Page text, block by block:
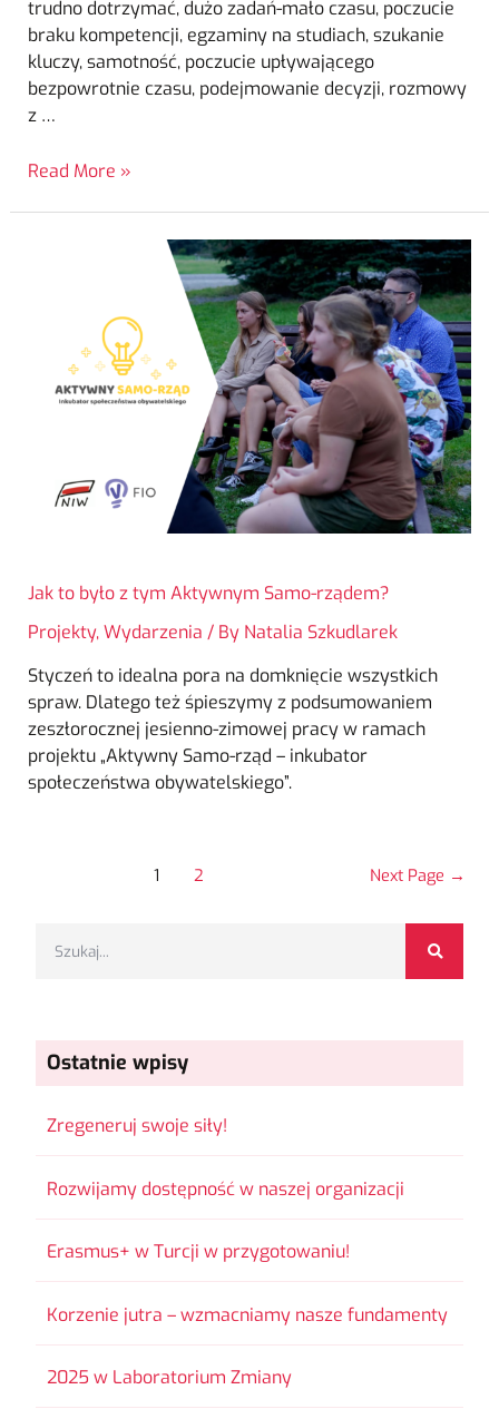
trudno dotrzymać, dużo zadań-mało czasu, poczucie
braku kompetencji, egzaminy na studiach, szukanie
kluczy, samotność, poczucie upływającego
bezpowrotnie czasu, podejmowanie decyzji, rozmowy
z …
Read More »
Jak to było z tym Aktywnym Samo-rządem?
Projekty,Wydarzenia / By Natalia Szkudlarek
Styczeń to idealna pora na domknięcie wszystkich
spraw. Dlatego też śpieszymy z podsumowaniem
zeszłorocznej jesienno-zimowej pracy w ramach
projektu „Aktywny Samo-rząd – inkubator
społeczeństwa obywatelskiego”.
1 2 Next Page →
Ostatnie wpisy
Zregeneruj swoje siły!
Rozwijamy dostępność w naszej organizacji
Erasmus+ w Turcji w przygotowaniu!
Korzenie jutra – wzmacniamy nasze fundamenty
2025 w Laboratorium Zmiany